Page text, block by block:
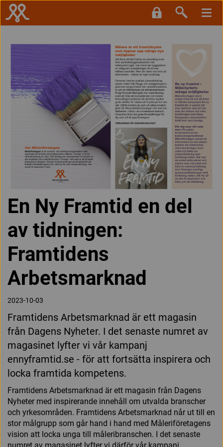
En Ny Framtid en del
av tidningen:
Framtidens
Arbetsmarknad
2023-10-03
Framtidens Arbetsmarknad är ett magasin
från Dagens Nyheter. I det senaste numret av
magasinet lyfter vi vår kampanj
ennyframtid.se - för att fortsätta inspirera och
locka framtida kompetens.
Framtidens Arbetsmarknad är ett magasin från Dagens
Nyheter med inspirerande innehåll om utvalda branscher
och yrkesområden. Framtidens Arbetsmarknad når ut till en
stor målgrupp som går hand i hand med Måleriföretagens
vision att locka unga till måleribranschen. I det senaste
numret av magasinet lyfter vi därför vår kampanj